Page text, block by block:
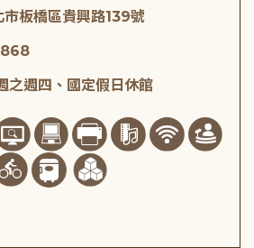
板橋區貴興路139號
之週四、國定假日休館